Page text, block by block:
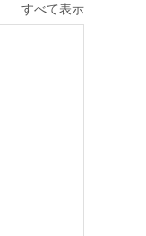
すべて表示